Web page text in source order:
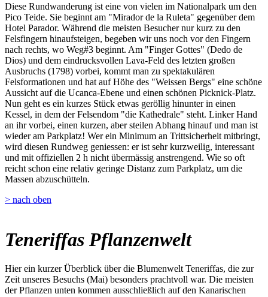
Diese Rundwanderung ist eine von vielen im Nationalpark um den
Pico Teide. Sie beginnt am "Mirador de la Ruleta" gegenüber dem
Hotel Parador. Während die meisten Besucher nur kurz zu den
Felsfingern hinaufsteigen, begeben wir uns noch vor den Fingern
nach rechts, wo Weg#3 beginnt. Am "Finger Gottes" (Dedo de
Dios) und dem eindrucksvollen Lava-Feld des letzten großen
Ausbruchs (1798) vorbei, kommt man zu spektakulären
Felsformationen und hat auf Höhe des "Weissen Bergs" eine schöne
Aussicht auf die Ucanca-Ebene und einen schönen Picknick-Platz.
Nun geht es ein kurzes Stück etwas geröllig hinunter in einen
Kessel, in dem der Felsendom "die Kathedrale" steht. Linker Hand
an ihr vorbei, einen kurzen, aber steilen Abhang hinauf und man ist
wieder am Parkplatz! Wer ein Minimum an Trittsicherheit mitbringt,
wird diesen Rundweg geniessen: er ist sehr kurzweilig, interessant
und mit offiziellen 2 h nicht übermässig anstrengend. Wie so oft
reicht schon eine relativ geringe Distanz zum Parkplatz, um die
Massen abzuschütteln.
> nach oben
Teneriffas Pflanzenwelt
Hier ein kurzer Überblick über die Blumenwelt Teneriffas, die zur
Zeit unseres Besuchs (Mai) besonders prachtvoll war. Die meisten
der Pflanzen unten kommen ausschließlich auf den Kanarischen